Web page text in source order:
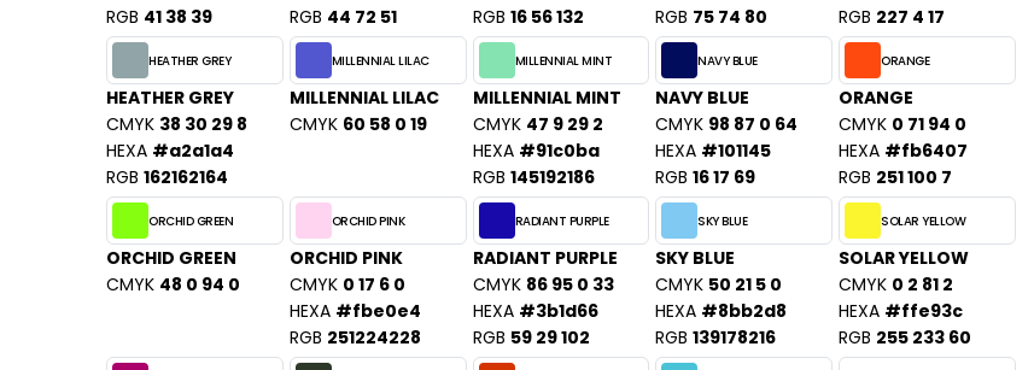
SANS ETIQUETTE
RGB 41 38 39
RGB 44 72 51
RGB 16 56 132
RGB 75 74 80
RGB 227 4 17
HEATHER GREY
HEATHER GREY
CMYK 38 30 29 8
HEXA #a2a1a4
RGB 162162164
MILLENNIAL LILAC
MILLENNIAL LILAC
CMYK 60 58 0 19
MILLENNIAL MINT
MILLENNIAL MINT
CMYK 47 9 29 2
HEXA #91c0ba
RGB 145192186
NAVY BLUE
NAVY BLUE
CMYK 98 87 0 64
HEXA #101145
RGB 16 17 69
ORANGE
ORANGE
CMYK 0 71 94 0
HEXA #fb6407
RGB 251 100 7
ORCHID GREEN
ORCHID GREEN
CMYK 48 0 94 0
ORCHID PINK
ORCHID PINK
CMYK 0 17 6 0
HEXA #fbe0e4
RGB 251224228
RADIANT PURPLE
RADIANT PURPLE
CMYK 86 95 0 33
HEXA #3b1d66
RGB 59 29 102
SKY BLUE
SKY BLUE
CMYK 50 21 5 0
HEXA #8bb2d8
RGB 139178216
SOLAR YELLOW
SOLAR YELLOW
CMYK 0 2 81 2
HEXA #ffe93c
RGB 255 233 60